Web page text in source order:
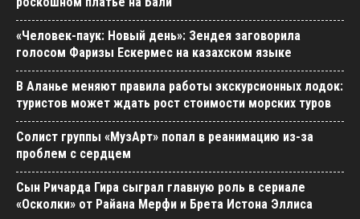
«Человек-паук: Новый день»: Зендея заговорила
голосом Фаризы Ескермес на казахском языке
В Аланье меняют правила работы экскурсионных лодок:
туристов может ждать рост стоимости морских туров
Солист группы «МузАрт» попал в реанимацию из-за
проблем с сердцем
Сын Ричарда Гира сыграл главную роль в сериале
«Осколки» от Райана Мерфи и Брета Истона Эллиса